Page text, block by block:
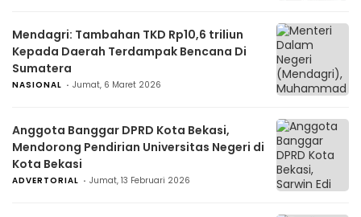
Mendagri: Tambahan TKD Rp10,6 triliun
Kepada Daerah Terdampak Bencana Di
Sumatera
NASIONAL Jumat, 6 Maret 2026
Anggota Banggar DPRD Kota Bekasi,
Mendorong Pendirian Universitas Negeri di
Kota Bekasi
ADVERTORIAL Jumat, 13 Februari 2026